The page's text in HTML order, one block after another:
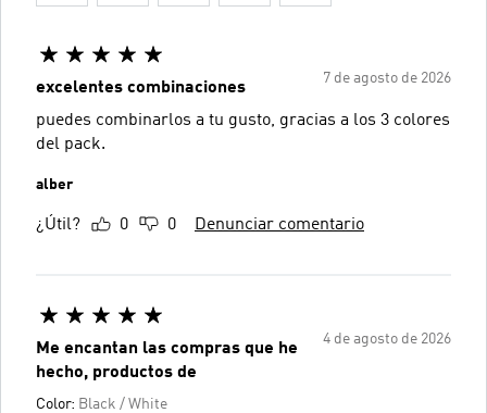
7 de agosto de 2026
excelentes combinaciones
puedes combinarlos a tu gusto, gracias a los 3 colores
del pack.
alber
¿Útil? 0 0 Denunciar comentario
4 de agosto de 2026
Me encantan las compras que he
hecho, productos de
Color: Black / White